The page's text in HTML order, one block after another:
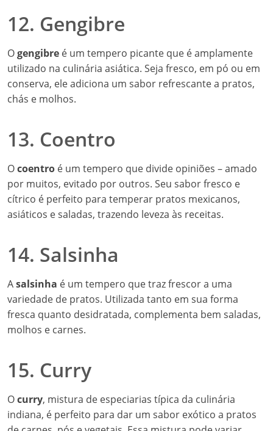
12. Gengibre
Ogengibre é um tempero picante que é amplamente
utilizado na culinária asiática. Seja fresco, em pó ou em
conserva, ele adiciona um sabor refrescante a pratos,
chás e molhos.
13. Coentro
Ocoentro é um tempero que divide opiniões – amado
por muitos, evitado por outros. Seu sabor fresco e
cítrico é perfeito para temperar pratos mexicanos,
asiáticos e saladas, trazendo leveza às receitas.
14. Salsinha
Asalsinha é um tempero que traz frescor a uma
variedade de pratos. Utilizada tanto em sua forma
fresca quanto desidratada, complementa bem saladas,
molhos e carnes.
15. Curry
Ocurry, mistura de especiarias típica da culinária
indiana, é perfeito para dar um sabor exótico a pratos